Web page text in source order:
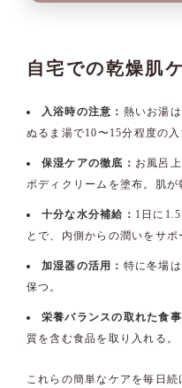
自宅での乾燥肌
入浴時の注意： 熱いお湯
ぬるま湯で10〜15分程度の入
保湿ケアの徹底： お風呂
ボディクリームを塗布。肌が
十分な水分補給： 1日に
とで、内側からの潤いをサポ
加湿器の活用： 特に冬場
保つ。
栄養バランスの取れた食事
質を含む食品を取り入れる。
これらの簡単なケアを毎日